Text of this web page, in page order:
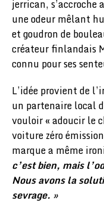
jerrican,
une odeur mêlant
et goudron de
créateur finlandais
connu pour ses
L’idée provient de
un partenaire local
vouloir « adoucir le
voiture zéro
marque a même
c’est bien, mais
Nous avons la
sevrage. »